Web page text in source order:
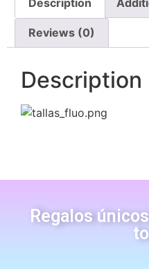
Reviews (0)
Description
Regalos